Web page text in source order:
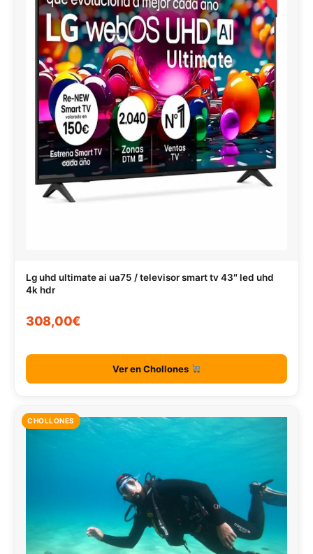
Lg uhd ultimate ai ua75 / televisor smart tv 43″ led uhd
4k hdr
308,00€
Ver en Chollones
CHOLLONES